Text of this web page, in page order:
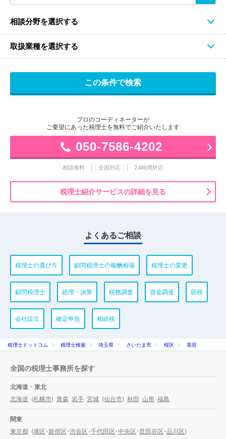
相談分野を選択する
取扱業種を選択する
プロのコーディネーターが
ご要望にあった税理士を無料でご紹介いたします
050-7586-4202
相談無料 全国対応 24時間対応
税理士紹介サービスの詳細を見る
よくあるご相談
税理士の選び方 顧問税理士の報酬相場 税理士の変更
顧問税理士 経理・決算 税務調査 資金調達 節税
会社設立 確定申告 相続税
税理士ドットコム 税理士検索 埼玉県 さいたま市 桜区 美容
全国の税理士事務所を探す
北海道・東北
北海道 (札幌市) 青森 岩手 宮城 (仙台市) 秋田 山形 福島
関東
東京都 (港区・新宿区・渋谷区・千代田区・中央区・世田谷区・品川区)